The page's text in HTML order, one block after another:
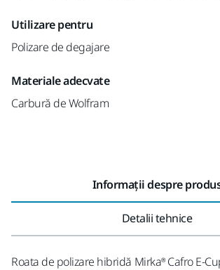
Utilizare pentru
Polizare de degajare
Materiale adecvate
Carbură de Wolfram
Informații despre
Detalii tehnice
Roata de polizare hibridă Mirka® Cafro E-